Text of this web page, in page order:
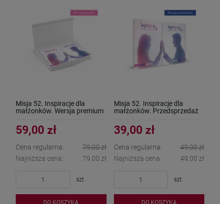
Misja 52. Inspiracje dla
małżonków. Wersja premium
59,00 zł
Cena regularna:
79,00 zł
Najniższa cena:
79,00 zł
szt.
DO KOSZYKA
Misja 52. Inspiracje dla
małżonków. Przedsprzedaż
39,00 zł
Cena regularna:
49,00 zł
Najniższa cena:
49,00 zł
szt.
DO KOSZYKA